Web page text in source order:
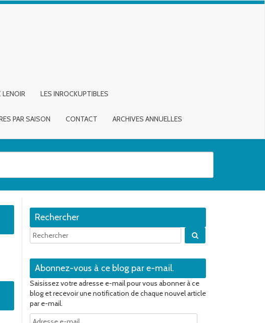
LES INROCKUPTIBLES
PAR SAISON CONTACT ARCHIVES ANNUELLES
Rechercher
Abonnez-vous à ce blog par e-mail.
Saisissez votre adresse e-mail pour vous abonner à ce
blog et recevoir une notification de chaque nouvel article
par e-mail.
Adresse